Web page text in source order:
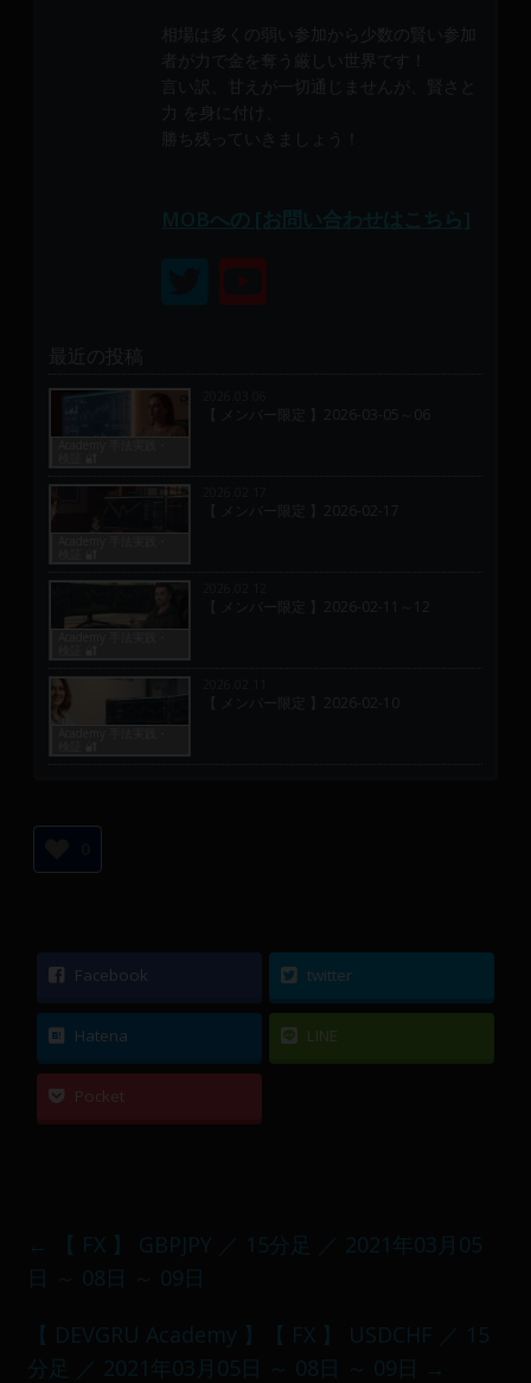
相場は多くの弱い参加から少数の賢い参加
者が力で金を奪う厳しい世界です！
言い訳、甘えが一切通じませんが、賢さと
力 を身に付け、
勝ち残っていきましょう！
最近の投稿
【 メンバー限定 】2026-03-05～06
【 メンバー限定 】2026-02-17
【 メンバー限定 】2026-02-11～12
【 メンバー限定 】2026-02-10
Facebook twitter
Hatena LINE
Pocket
←
【 FX 】 GBPJPY ／ 15分足 ／ 2021年03月05
日 ～ 08日 ～ 09日
【 DEVGRU Academy 】【 FX 】 USDCHF ／ 15
分足 ／ 2021年03月05日 ～ 08日 ～ 09日
→